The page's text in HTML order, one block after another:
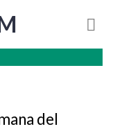
del